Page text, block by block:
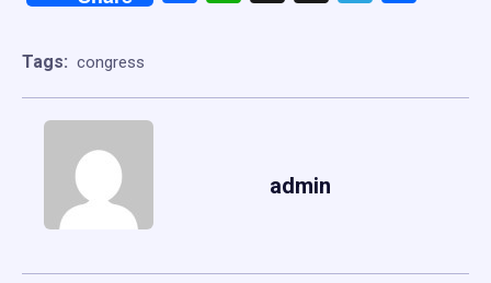
Tags: congress
admin